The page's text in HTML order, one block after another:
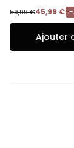
59,99 €45,99 € -
Ajouter